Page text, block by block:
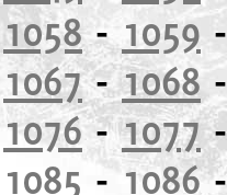
1058- 1059
1067-1068
1076-1077
1085 - 1086